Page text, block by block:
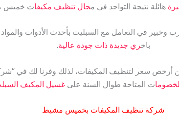
هائلة نتيجة التواجد في مجال تنظيف مكيفات خميس مشيط
في التعامل مع السبليت بأحدث الأدوات والمواد
باخري جديدة ذات جودة عالية.
عن أرخص سعر لتنظيف المكيفات، لذلك وفرنا لك
ت المتاحة طوال السنة على غسيل المكيف
شركة تنظيف المكيفات بخميس مشيط